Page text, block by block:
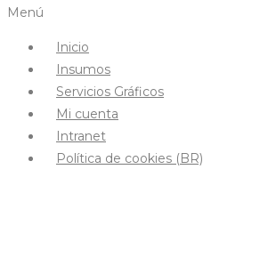
Menú
Inicio
Insumos
Servicios Gráficos
Mi cuenta
Intranet
Política de cookies (BR)